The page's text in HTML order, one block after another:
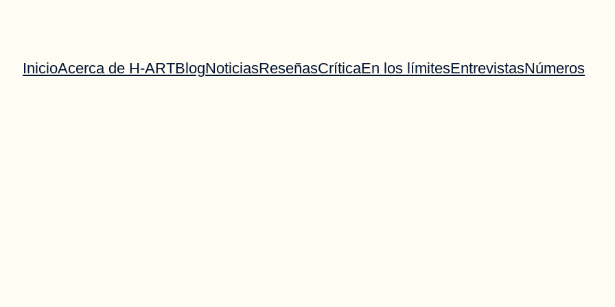
InicioAcerca de H-ARTBlogNoticiasReseñasCríticaEn los límitesEntrevistasNúmeros